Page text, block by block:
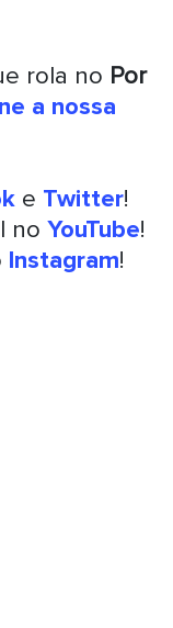
rola no Por
a nossa
e Twitter!
no YouTube!
Instagram!